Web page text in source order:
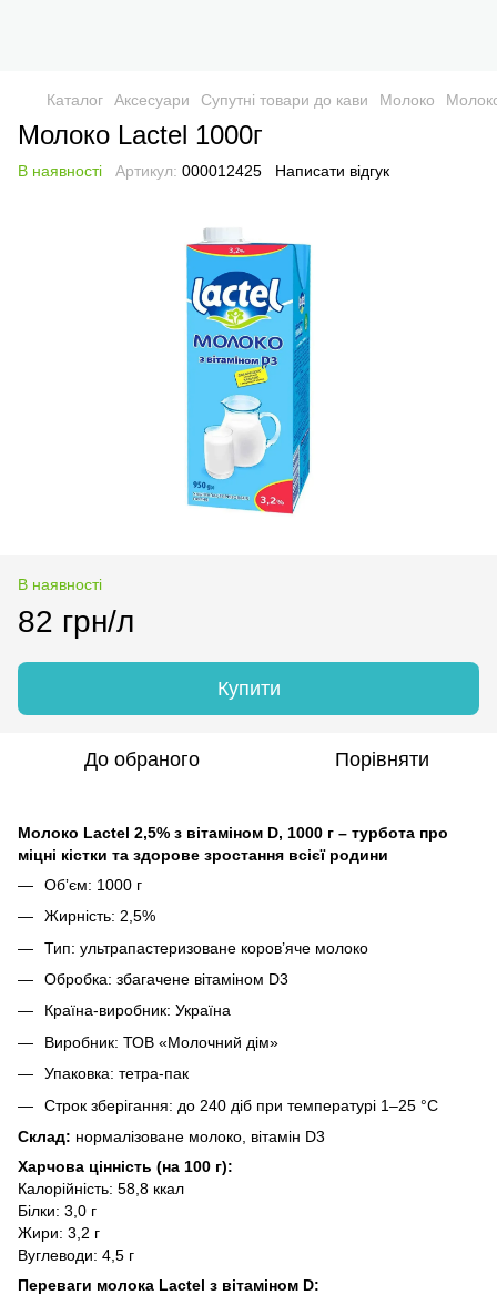
Каталог Аксесуари Супутні товари до кави Молоко
Молоко Lactel 1000г
В наявності Артикул: 000012425 Написати відгук
В наявності
82 грн/л
Купити
До обраного Порівняти
Молоко Lactel 2,5% з вітаміном D, 1000 г – турбота про
міцні кістки та здорове зростання всієї родини
Обʼєм: 1000 г
Жирність: 2,5%
Тип: ультрапастеризоване коров’яче молоко
Обробка: збагачене вітаміном D3
Країна-виробник: Україна
Виробник: ТОВ «Молочний дім»
Упаковка: тетра-пак
Строк зберігання: до 240 діб при температурі 1–25 °C
Склад: нормалізоване молоко, вітамін D3
Харчова цінність (на 100 г):
Калорійність: 58,8 ккал
Білки: 3,0 г
Жири: 3,2 г
Вуглеводи: 4,5 г
Переваги молока Lactel з вітаміном D: